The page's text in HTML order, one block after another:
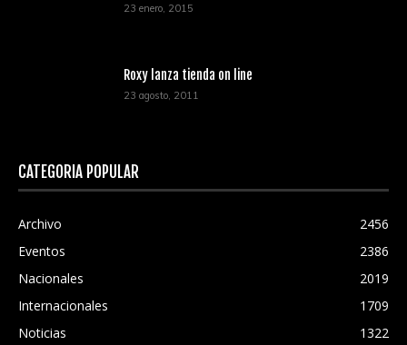
23 enero, 2015
Roxy lanza tienda on line
23 agosto, 2011
CATEGORÍA POPULAR
Archivo
2456
Eventos
2386
Nacionales
2019
Internacionales
1709
Noticias
1322